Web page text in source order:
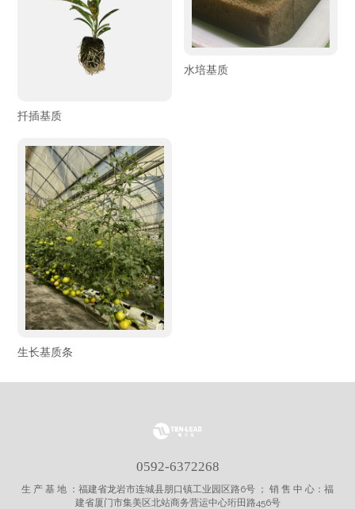
扦插基质
水培基质
生长基质条
0592-6372268
生 产 基 地 ：福建省龙岩市连城县朋口镇工业园区路6号 ； 销 售 中 心：福
建省厦门市集美区北站商务营运中心珩田路456号